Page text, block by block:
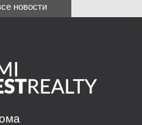
новости